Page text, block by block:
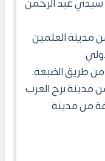
سيدي عبد الرحمن
20 دقيقة من مدينة العلمين
طريق الضبعة.
على بعد 90 دقيقة من مدينة